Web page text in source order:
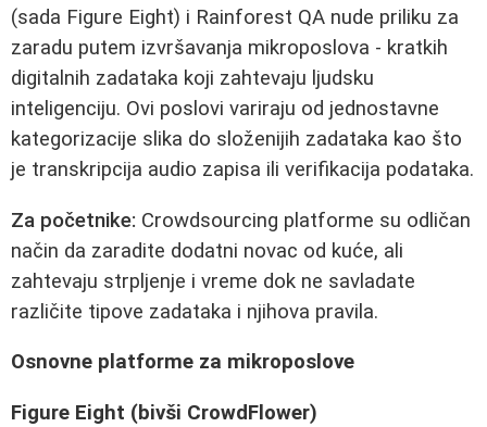
(sada Figure Eight) i Rainforest QA nude priliku za
zaradu putem izvršavanja mikroposlova - kratkih
digitalnih zadataka koji zahtevaju ljudsku
inteligenciju. Ovi poslovi variraju od jednostavne
kategorizacije slika do složenijih zadataka kao što
je transkripcija audio zapisa ili verifikacija podataka.
Za početnike: Crowdsourcing platforme su odličan
način da zaradite dodatni novac od kuće, ali
zahtevaju strpljenje i vreme dok ne savladate
različite tipove zadataka i njihova pravila.
Osnovne platforme za mikroposlove
Figure Eight (bivši CrowdFlower)